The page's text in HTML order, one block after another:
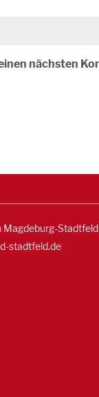
nächsten
Magdeburg-Stadtfeld
stadtfeld.de